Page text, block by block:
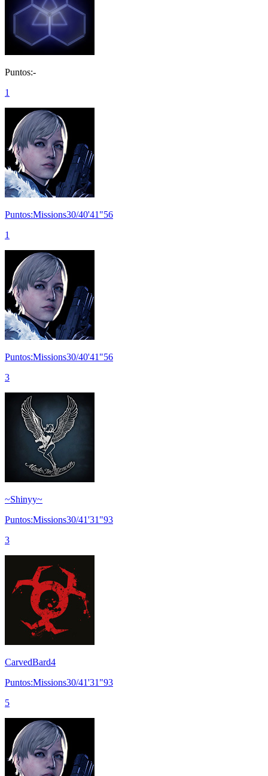
Puntos:-
1
Puntos:Missions30/40'41"56
1
Puntos:Missions30/40'41"56
3
~Shinyy~
Puntos:Missions30/41'31"93
3
CarvedBard4
Puntos:Missions30/41'31"93
5